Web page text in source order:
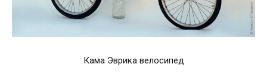
Кама Эврика велосипед